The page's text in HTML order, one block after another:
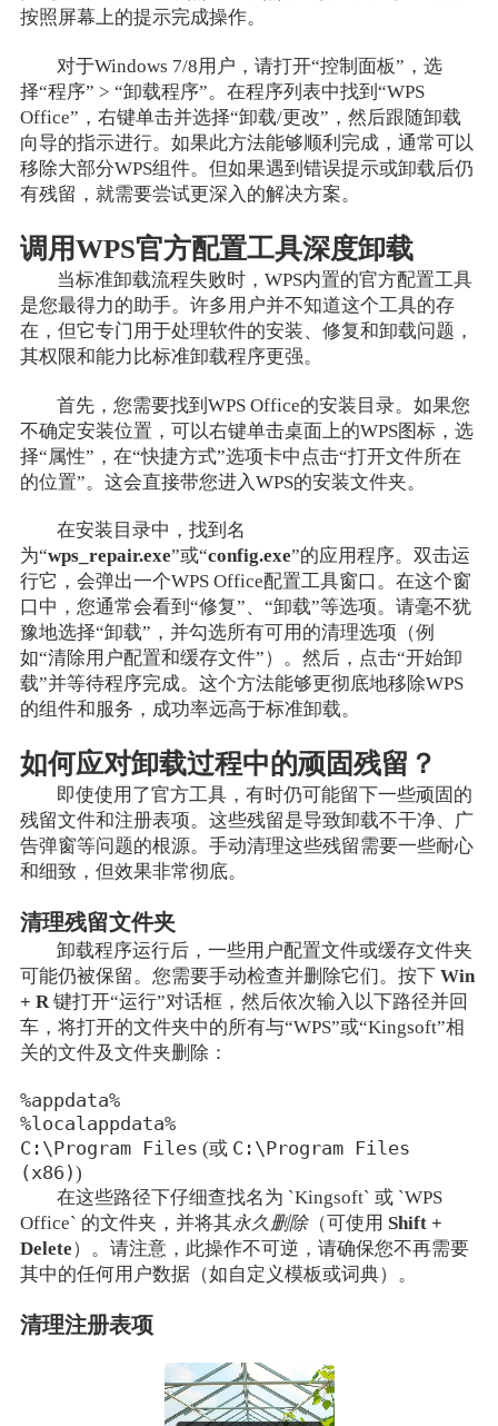
按照屏幕上的提示完成操作。
对于Windows 7/8用户，请打开“控制面板”，选
择“程序” > “卸载程序”。在程序列表中找到“WPS
Office”，右键单击并选择“卸载/更改”，然后跟随卸载
向导的指示进行。如果此方法能够顺利完成，通常可以
移除大部分WPS组件。但如果遇到错误提示或卸载后仍
有残留，就需要尝试更深入的解决方案。
调用WPS官方配置工具深度卸载
当标准卸载流程失败时，WPS内置的官方配置工具
是您最得力的助手。许多用户并不知道这个工具的存
在，但它专门用于处理软件的安装、修复和卸载问题，
其权限和能力比标准卸载程序更强。
首先，您需要找到WPS Office的安装目录。如果您
不确定安装位置，可以右键单击桌面上的WPS图标，选
择“属性”，在“快捷方式”选项卡中点击“打开文件所在
的位置”。这会直接带您进入WPS的安装文件夹。
在安装目录中，找到名
为“wps_repair.exe”或“config.exe”的应用程序。双击运
行它，会弹出一个WPS Office配置工具窗口。在这个窗
口中，您通常会看到“修复”、“卸载”等选项。请毫不犹
豫地选择“卸载”，并勾选所有可用的清理选项（例
如“清除用户配置和缓存文件”）。然后，点击“开始卸
载”并等待程序完成。这个方法能够更彻底地移除WPS
的组件和服务，成功率远高于标准卸载。
如何应对卸载过程中的顽固残留？
即使使用了官方工具，有时仍可能留下一些顽固的
残留文件和注册表项。这些残留是导致卸载不干净、广
告弹窗等问题的根源。手动清理这些残留需要一些耐心
和细致，但效果非常彻底。
清理残留文件夹
卸载程序运行后，一些用户配置文件或缓存文件夹
可能仍被保留。您需要手动检查并删除它们。按下 Win
+ R键打开“运行”对话框，然后依次输入以下路径并回
车，将打开的文件夹中的所有与“WPS”或“Kingsoft”相
关的文件及文件夹删除：
%appdata%
%localappdata%
C:\Program Files (或 C:\Program Files
(x86))
在这些路径下仔细查找名为 `Kingsoft` 或 `WPS
Office` 的文件夹，并将其永久删除（可使用 Shift +
Delete）。请注意，此操作不可逆，请确保您不再需要
其中的任何用户数据（如自定义模板或词典）。
清理注册表项